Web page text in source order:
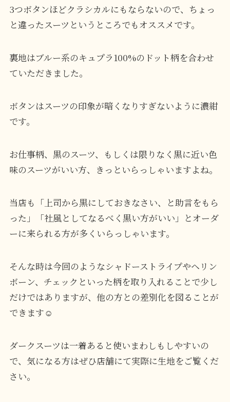
3つボタンほどクラシカルにもならないので、ちょっ
と違ったスーツというところでもオススメです。
裏地はブルー系のキュプラ100%のドット柄を合わせ
ていただきました。
ボタンはスーツの印象が暗くなりすぎないように濃紺
です。
お仕事柄、黒のスーツ、もしくは限りなく黒に近い色
味のスーツがいい方、きっといらっしゃいますよね。
当店も「上司から黒にしておきなさい、と助言をもら
った」「社風としてなるべく黒い方がいい」とオーダ
ーに来られる方が多くいらっしゃいます。
そんな時は今回のようなシャドーストライプやヘリン
ボーン、チェックといった柄を取り入れることで少し
だけではありますが、他の方との差別化を図ることが
できます☺
ダークスーツは一着あると使いまわしもしやすいの
で、気になる方はぜひ店舗にて実際に生地をご覧くだ
さい。